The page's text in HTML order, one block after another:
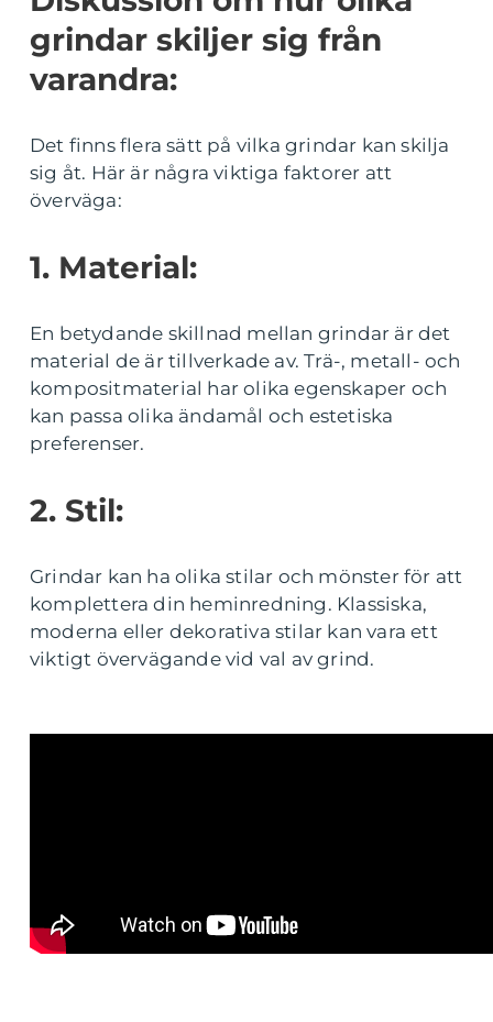
grindar skiljer sig från
varandra:
Det finns flera sätt på vilka grindar kan skilja
sig åt. Här är några viktiga faktorer att
överväga:
1. Material:
En betydande skillnad mellan grindar är det
material de är tillverkade av. Trä-, metall- och
kompositmaterial har olika egenskaper och
kan passa olika ändamål och estetiska
preferenser.
2. Stil:
Grindar kan ha olika stilar och mönster för att
komplettera din heminredning. Klassiska,
moderna eller dekorativa stilar kan vara ett
viktigt övervägande vid val av grind.